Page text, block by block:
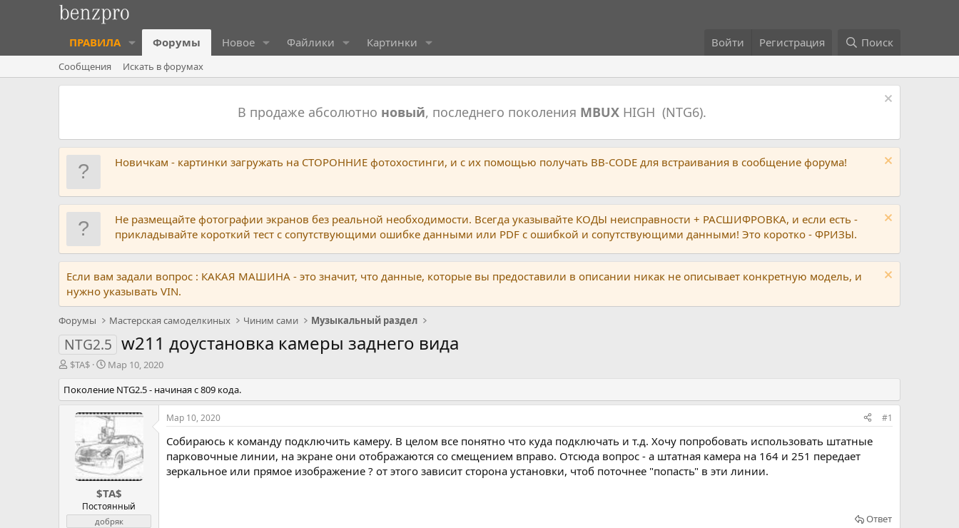
ПРАВИЛА Форумы Новое Файлики Картинки Войти Регистрация Поиск
Сообщения Искать в форумах
В продаже абсолютно новый, последнего поколения MBUXHIGH (NTG6).
Новичкам - картинки загружать на СТОРОННИЕ фотохостинги, и с их помощью получать BB-CODE для встраивания в сообщение форума!
Не размещайте фотографии экранов без реальной необходимости. Всегда указывайте КОДЫ неисправности + РАСШИФРОВКА, и если есть -
прикладывайте короткий тест с сопутствующими ошибке данными или PDF с ошибкой и сопутствующими данными! Это коротко - ФРИЗЫ.
Если вам задали вопрос : КАКАЯ МАШИНА - это значит, что данные, которые вы предоставили в описании никак не описывает конкретную модель, и
нужно указывать VIN.
Форумы Мастерская самоделкиных Чиним сами Музыкальный раздел
NTG2.5 w211 доустановка камеры заднего вида
А
т
о
м
$TA$
Д
т
а
н
а
ч
а
л
а
Мар 10, 2020
Поколение NTG2.5 - начиная с 809 кода.
$TA$
Постоянный
добряк
Мар 10, 2020 #1
Собираюсь к команду подключить камеру. В целом все понятно что куда подключать и т.д. Хочу попробовать использовать штатные
парковочные линии, на экране они отображаются со смещением вправо. Отсюда вопрос - а штатная камера на 164 и 251 передает
зеркальное или прямое изображение ? от этого зависит сторона установки, чтоб поточнее "попасть" в эти линии.
Ответ